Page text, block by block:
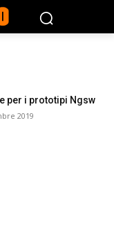
per i prototipi Ngsw
2019